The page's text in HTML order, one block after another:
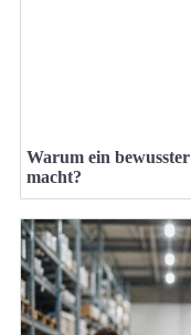
Warum ein
macht?